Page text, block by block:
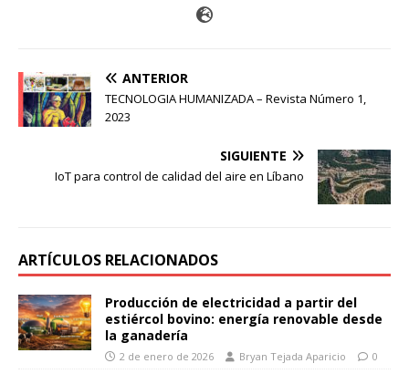
ANTERIOR
TECNOLOGIA HUMANIZADA – Revista Número 1,
2023
SIGUIENTE
IoT para control de calidad del aire en Líbano
ARTÍCULOS RELACIONADOS
Producción de electricidad a partir del
estiércol bovino: energía renovable desde
la ganadería
2 de enero de 2026 Bryan Tejada Aparicio 0